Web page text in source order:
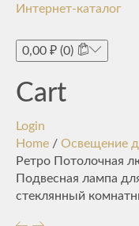
Интернет-каталог
0,00 ₽ (0)
Cart
Login
Home / Освещение
Ретро Потолочная
Подвесная лампа
стеклянный